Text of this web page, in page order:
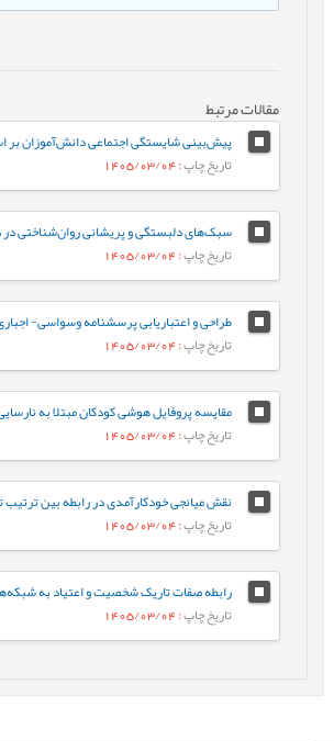
مقالات مرتبط
تاریخ چاپ: 1405/03/04
تاریخ چاپ: 1405/03/04
طراحی و اعتباریابی پرسشنامه وسواسی- اجباری
تاریخ چاپ: 1405/03/04
تاریخ چاپ: 1405/03/04
تاریخ چاپ: 1405/03/04
تاریخ چاپ: 1405/03/04